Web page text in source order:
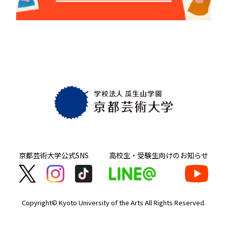
京都芸術大学公式SNS 高校生・受験生向けのお知らせ
Copyright© Kyoto University of the Arts All Rights Reserved.